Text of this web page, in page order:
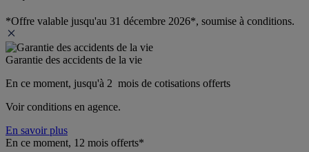
*Offre valable jusqu'au 31 décembre 2026*, soumise à conditions.
Garantie des accidents de la vie
En ce moment, jusqu'à 2  mois de cotisations offerts
Voir conditions en agence.
En savoir plus
En ce moment, 12 mois offerts*